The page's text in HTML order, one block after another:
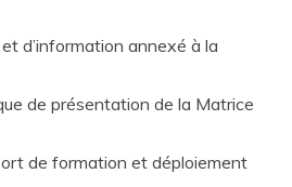
d’information annexé à la
de présentation de la Matrice
de formation et déploiement